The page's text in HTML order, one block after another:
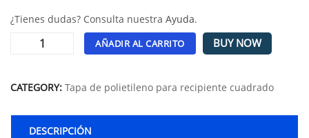
¿Tienes dudas? Consulta nuestra Ayuda.
AÑADIR AL CARRITO BUY NOW
CATEGORY: Tapa de polietileno para recipiente cuadrado
DESCRIPCIÓN